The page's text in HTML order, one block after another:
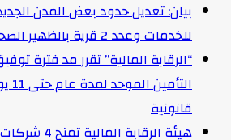
بيان: تعديل حدود بعض المدن
للخدمات وعدد 2 قرية بالظهير الصحراوي
“الرقابة المالية” تقرر مد فترة
قانونية
هيئة